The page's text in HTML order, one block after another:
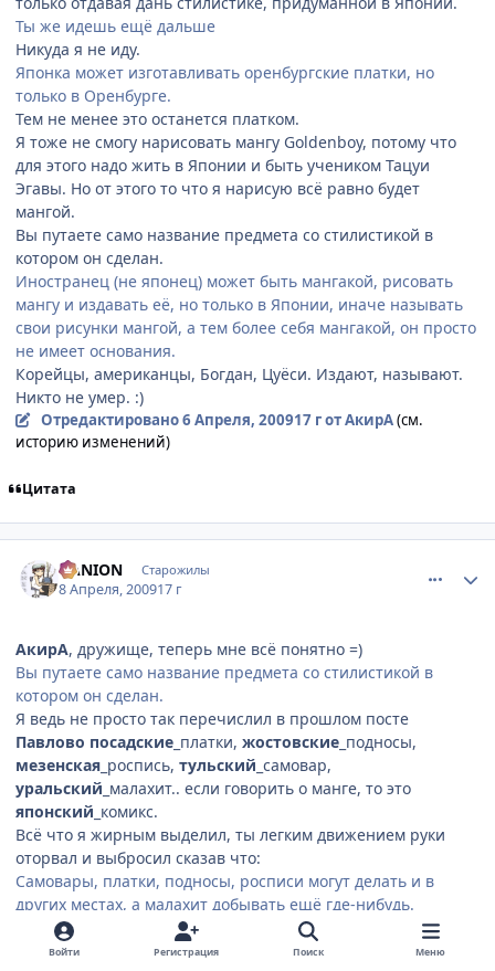
Ты же идешь ещё дальше
Никуда я не иду.
Японка может изготавливать оренбургские платки, но
только в Оренбурге.
Тем не менее это останется платком.
Я тоже не смогу нарисовать мангу Goldenboy, потому что
для этого надо жить в Японии и быть учеником Тацуи
Эгавы. Но от этого то что я нарисую всё равно будет
мангой.
Вы путаете само название предмета со стилистикой в
котором он сделан.
Иностранец (не японец) может быть мангакой, рисовать
мангу и издавать её, но только в Японии, иначе называть
свои рисунки мангой, а тем более себя мангакой, он просто
не имеет основания.
Корейцы, американцы, Богдан, Цуёси. Издают, называют.
Никто не умер. :)
Отредактировано6 Апреля, 200917 гот АкирА(см.
историю изменений)
Цитата
DANION Старожилы
8 Апреля, 200917 г
АкирА, дружище, теперь мне всё понятно =)
Вы путаете само название предмета со стилистикой в
котором он сделан.
Я ведь не просто так перечислил в прошлом посте
Павлово посадские _платки, жостовские _подносы,
мезенская _роспись, тульский _самовар,
уральский _малахит.. если говорить о манге, то это
японский _комикс.
Всё что я жирным выделил, ты легким движением руки
оторвал и выбросил сказав что:
Самовары, платки, подносы, росписи могут делать и в
других местах, а малахит добывать ещё где-нибудь.
А этого делать нельзя, потому что именно слова
выделенные жирным несут в себе и стиль и богатые
Войти Регистрация Поиск Меню